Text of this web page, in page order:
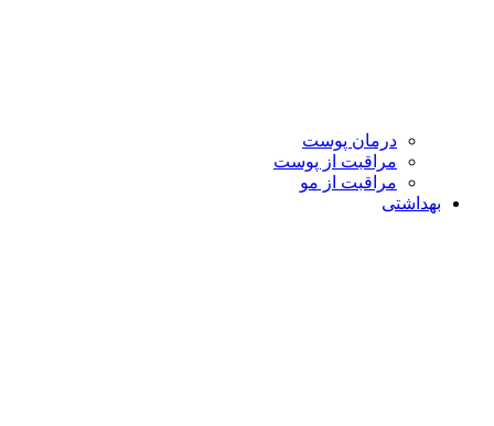
درمان پوست
مراقبت از پوست
مراقبت از مو
بهداشتی